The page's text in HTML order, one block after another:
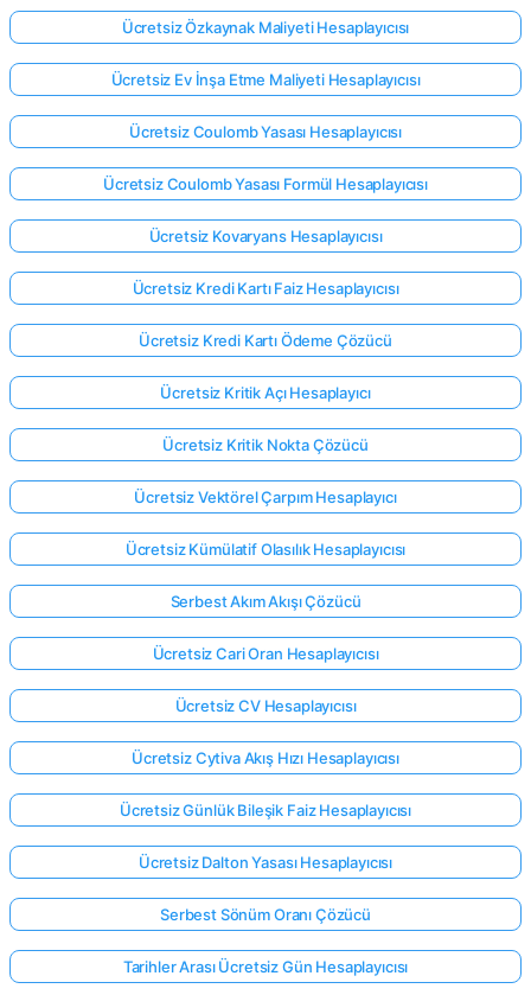
Ücretsiz Özkaynak Maliyeti Hesaplayıcısı
Ücretsiz Ev İnşa Etme Maliyeti Hesaplayıcısı
Ücretsiz Coulomb Yasası Hesaplayıcısı
Ücretsiz Coulomb Yasası Formül Hesaplayıcısı
Ücretsiz Kovaryans Hesaplayıcısı
Ücretsiz Kredi Kartı Faiz Hesaplayıcısı
Ücretsiz Kredi Kartı Ödeme Çözücü
Ücretsiz Kritik Açı Hesaplayıcı
Ücretsiz Kritik Nokta Çözücü
Ücretsiz Vektörel Çarpım Hesaplayıcı
Ücretsiz Kümülatif Olasılık Hesaplayıcısı
Serbest Akım Akışı Çözücü
Ücretsiz Cari Oran Hesaplayıcısı
Ücretsiz CV Hesaplayıcısı
Ücretsiz Cytiva Akış Hızı Hesaplayıcısı
Ücretsiz Günlük Bileşik Faiz Hesaplayıcısı
Ücretsiz Dalton Yasası Hesaplayıcısı
Serbest Sönüm Oranı Çözücü
Tarihler Arası Ücretsiz Gün Hesaplayıcısı